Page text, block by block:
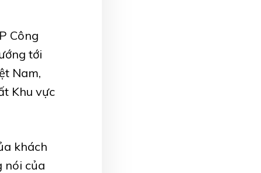
Công
tới
Nam,
Khu vực
khách
nói của